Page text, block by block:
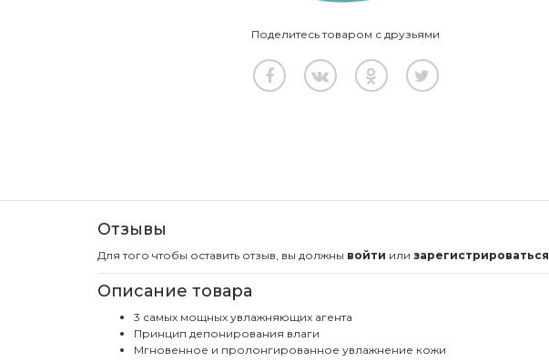
Поделитесь товаром с друзьями
Отзывы
Для того чтобы оставить отзыв, вы должны войти или зарегистрироваться
Описание товара
3 самых мощных увлажняющих агента
Принцип депонирования влаги
Мгновенное и пролонгированное увлажнение кожи